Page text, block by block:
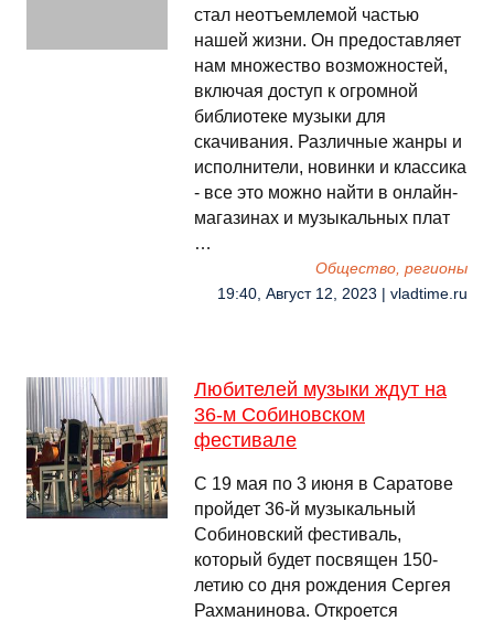
стал неотъемлемой частью
нашей жизни. Он предоставляет
нам множество возможностей,
включая доступ к огромной
библиотеке музыки для
скачивания. Различные жанры и
исполнители, новинки и классика
- все это можно найти в онлайн-
магазинах и музыкальных плат
…
Общество, регионы
19:40, Август 12, 2023 | vladtime.ru
Любителей музыки ждут на
36-м Собиновском
фестивале
С 19 мая по 3 июня в Саратове
пройдет 36-й музыкальный
Собиновский фестиваль,
который будет посвящен 150-
летию со дня рождения Сергея
Рахманинова. Откроется